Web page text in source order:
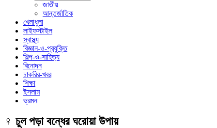
জাতীয়
আন্তর্জাতিক
খেলাধুলা
লাইফস্টাইল
স্বাস্থ্য
বিজ্ঞান-ও-প্রযুক্তি
শিল্প-ও-সাহিত্য
বিনোদন
চাকরির-খবর
শিক্ষা
ইসলাম
ভ্রমন
‍♀️ চুল পড়া বন্ধের ঘরোয়া উপায়